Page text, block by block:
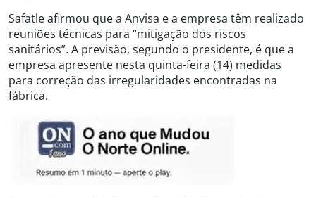
Safatle afirmou que a Anvisa e a empresa têm realizado
reuniões técnicas para “mitigação dos riscos
sanitários”. A previsão, segundo o presidente, é que a
empresa apresente nesta quinta-feira (14) medidas
para correção das irregularidades encontradas na
fábrica.